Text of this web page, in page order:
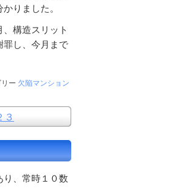
りました。
構造スリット
罪し、今月まで
ー 欠陥マンション
３
、常時１０数